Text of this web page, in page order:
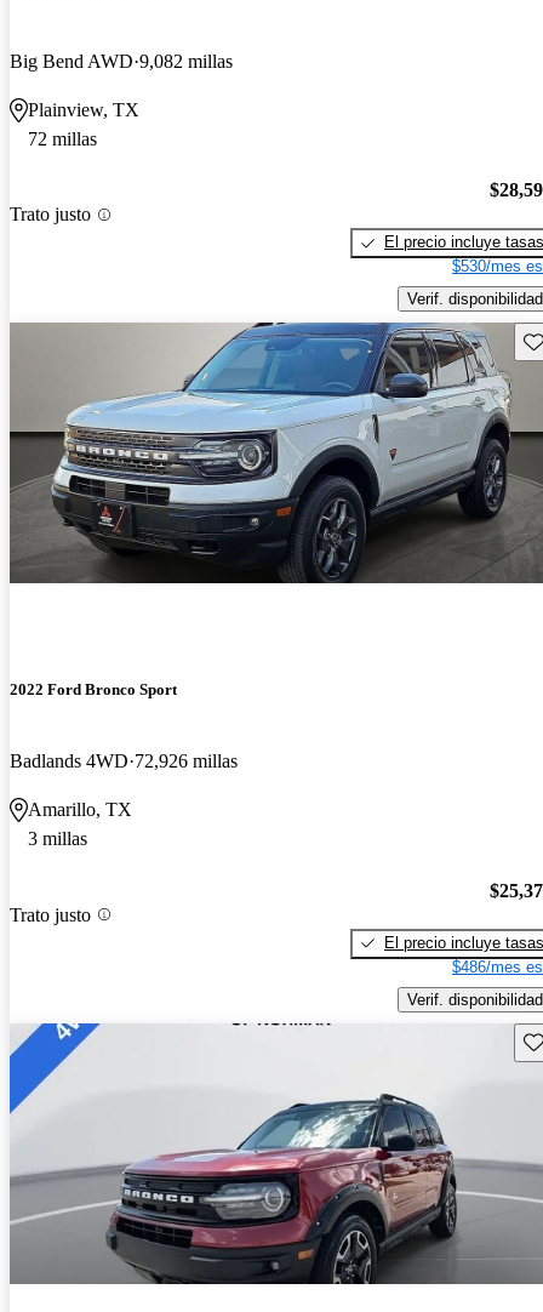
Big Bend AWD 9,082 millas
Plainview, TX
72 millas
Trato justo
El precio incluye tasas
$530/mes
Verif. disponibilidad
2022 Ford Bronco Sport
Badlands 4WD 72,926 millas
Amarillo, TX
3 millas
Trato justo
El precio incluye tasas
$486/mes
Verif. disponibilidad